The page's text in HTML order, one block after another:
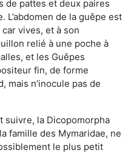
de pattes et deux paires
L’abdomen de la guêpe est
vives, et à son
relié à une poche à
et les Guêpes
fin, de forme
mais n’inocule pas de
suivre, la Dicopomorpha
famille des Mymaridae, ne
le plus petit